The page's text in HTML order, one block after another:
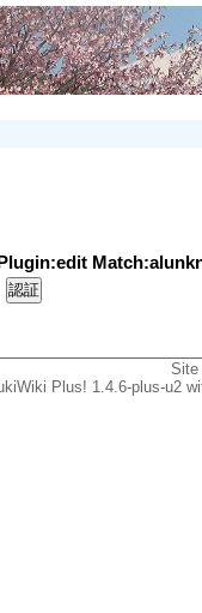
Plus! 1.4.6-plus-u2